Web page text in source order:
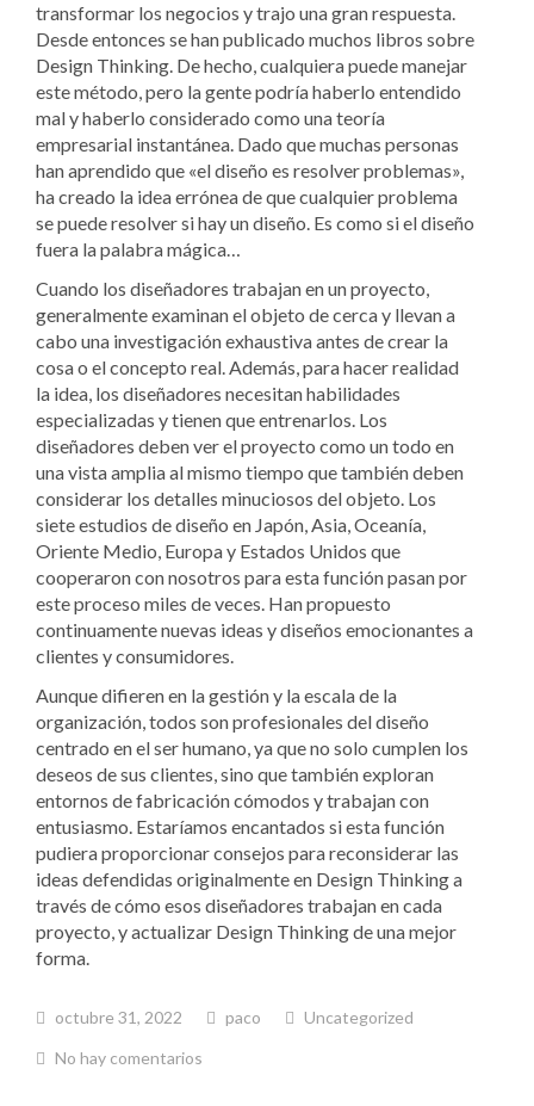
transformar los negocios y trajo una gran respuesta.
Desde entonces se han publicado muchos libros sobre
Design Thinking. De hecho, cualquiera puede manejar
este método, pero la gente podría haberlo entendido
mal y haberlo considerado como una teoría
empresarial instantánea. Dado que muchas personas
han aprendido que «el diseño es resolver problemas»,
ha creado la idea errónea de que cualquier problema
se puede resolver si hay un diseño. Es como si el diseño
fuera la palabra mágica…
Cuando los diseñadores trabajan en un proyecto,
generalmente examinan el objeto de cerca y llevan a
cabo una investigación exhaustiva antes de crear la
cosa o el concepto real. Además, para hacer realidad
la idea, los diseñadores necesitan habilidades
especializadas y tienen que entrenarlos. Los
diseñadores deben ver el proyecto como un todo en
una vista amplia al mismo tiempo que también deben
considerar los detalles minuciosos del objeto. Los
siete estudios de diseño en Japón, Asia, Oceanía,
Oriente Medio, Europa y Estados Unidos que
cooperaron con nosotros para esta función pasan por
este proceso miles de veces. Han propuesto
continuamente nuevas ideas y diseños emocionantes a
clientes y consumidores.
Aunque difieren en la gestión y la escala de la
organización, todos son profesionales del diseño
centrado en el ser humano, ya que no solo cumplen los
deseos de sus clientes, sino que también exploran
entornos de fabricación cómodos y trabajan con
entusiasmo. Estaríamos encantados si esta función
pudiera proporcionar consejos para reconsiderar las
ideas defendidas originalmente en Design Thinking a
través de cómo esos diseñadores trabajan en cada
proyecto, y actualizar Design Thinking de una mejor
forma.
octubre 31, 2022 paco
Uncategorized
No hay comentarios